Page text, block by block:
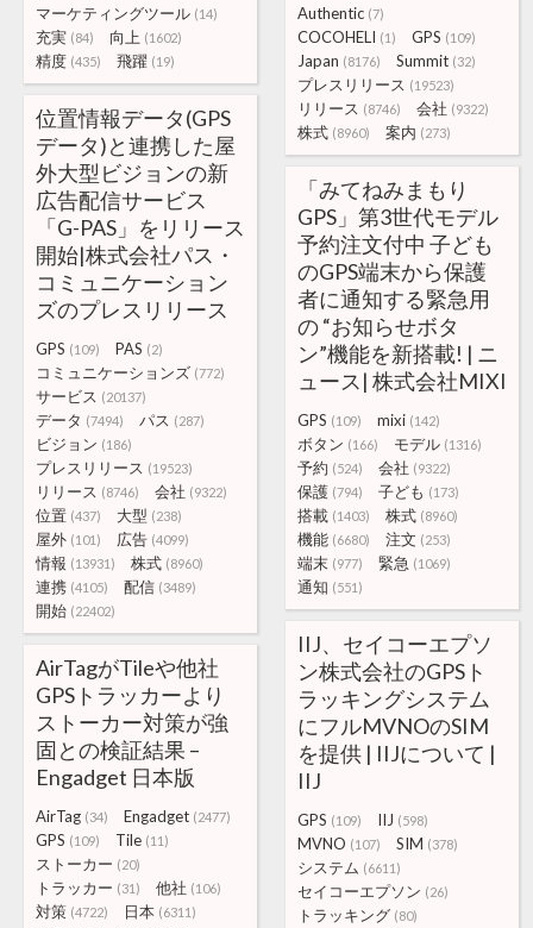
マーケティングツール (14)
充実 (84) 向上 (1602)
精度 (435) 飛躍 (19)
Authentic (7)
COCOHELI (1) GPS (109)
Japan (8176) Summit (32)
プレスリリース (19523)
リリース (8746) 会社 (9322)
株式 (8960) 案内 (273)
位置情報データ(GPS
データ)と連携した屋
外大型ビジョンの新
広告配信サービス
「G-PAS」をリリース
開始|株式会社パス・
コミュニケーション
ズのプレスリリース
GPS (109) PAS (2)
コミュニケーションズ (772)
サービス (20137)
データ (7494) パス (287)
ビジョン (186)
プレスリリース (19523)
リリース (8746) 会社 (9322)
位置 (437) 大型 (238)
屋外 (101) 広告 (4099)
情報 (13931) 株式 (8960)
連携 (4105) 配信 (3489)
開始 (22402)
「みてねみまもり
GPS」第3世代モデル
予約注文付中 子ども
のGPS端末から保護
者に通知する緊急用
の “お知らせボタ
ン”機能を新搭載! | ニ
ュース| 株式会社MIXI
GPS (109) mixi (142)
ボタン (166) モデル (1316)
予約 (524) 会社 (9322)
保護 (794) 子ども (173)
搭載 (1403) 株式 (8960)
機能 (6680) 注文 (253)
端末 (977) 緊急 (1069)
通知 (551)
IIJ、セイコーエプソ
ン株式会社のGPSト
ラッキングシステム
にフルMVNOのSIM
を提供 | IIJについて |
IIJ
GPS (109) IIJ (598)
MVNO (107) SIM (378)
システム (6611)
セイコーエプソン (26)
トラッキング (80)
AirTagがTileや他社
GPSトラッカーより
ストーカー対策が強
固との検証結果 –
Engadget 日本版
AirTag (34) Engadget (2477)
GPS (109) Tile (11)
ストーカー (20)
トラッカー (31) 他社 (106)
対策 (4722) 日本 (6311)